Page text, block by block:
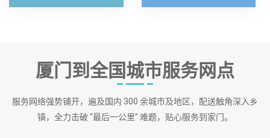
厦门到全国城市服务网点
服务网络强势铺开，遍及国内 300 余城市及地区，配送触角深入乡
镇，全力击破 “最后一公里” 难题，贴心服务到家门。